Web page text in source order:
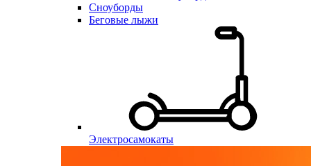
Сноуборды
Беговые лыжи
Электросамокаты